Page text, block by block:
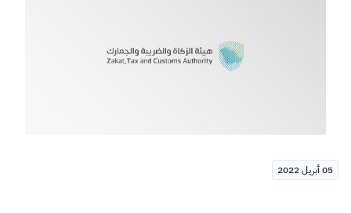
05 أبريل 2022